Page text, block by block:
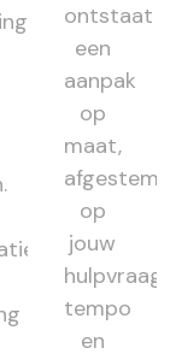
ontstaat
een
aanpak
op
maat,
op
jouw
hulpvraag,
tempo
en